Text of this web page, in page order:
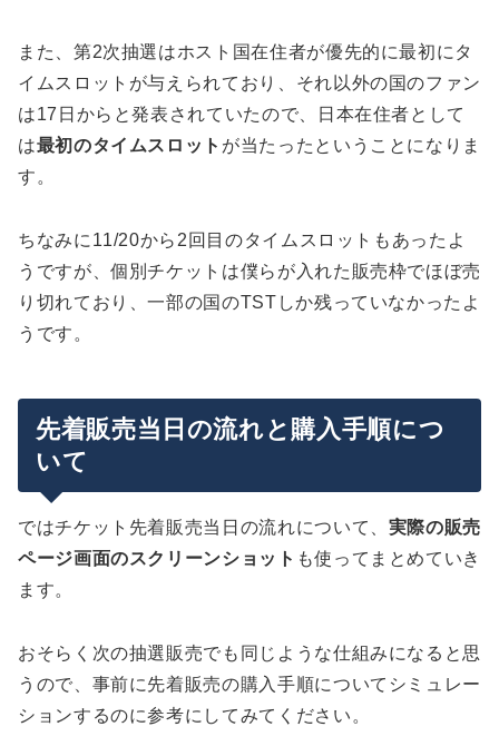
また、第2次抽選はホスト国在住者が優先的に最初にタ
イムスロットが与えられており、それ以外の国のファン
は17日からと発表されていたので、日本在住者として
は最初のタイムスロット が当たったということになりま
す。
ちなみに11/20から2回目のタイムスロットもあったよ
うですが、個別チケットは僕らが入れた販売枠でほぼ売
り切れており、一部の国のTSTしか残っていなかったよ
うです。
先着販売当日の流れと購入手順につ
いて
ではチケット先着販売当日の流れについて、 実際の販売
ページ画面のスクリーンショット も使ってまとめていき
ます。
おそらく次の抽選販売でも同じような仕組みになると思
うので、事前に先着販売の購入手順についてシミュレー
ションするのに参考にしてみてください。